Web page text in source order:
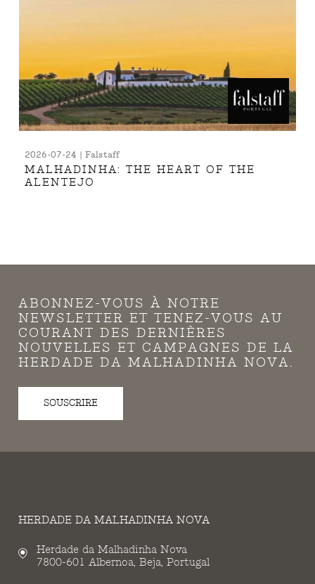
2026-07-24 | Falstaff
MALHADINHA: THE HEART OF THE
ALENTEJO
ABONNEZ-VOUS À NOTRE
NEWSLETTER ET TENEZ-VOUS AU
COURANT DES DERNIÈRES
NOUVELLES ET CAMPAGNES DE LA
HERDADE DA MALHADINHA NOVA.
SOUSCRIRE
HERDADE DA MALHADINHA NOVA
Herdade da Malhadinha Nova
7800-601 Albernoa, Beja, Portugal